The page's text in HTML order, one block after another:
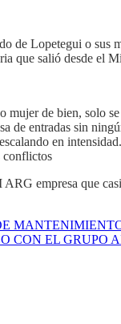
de Lopetegui o
que salió desde el
mujer de bien,
de entradas sin
en
conflictos
empresa que
EL GRUPO